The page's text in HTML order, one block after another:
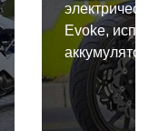
Evoke,
полностью